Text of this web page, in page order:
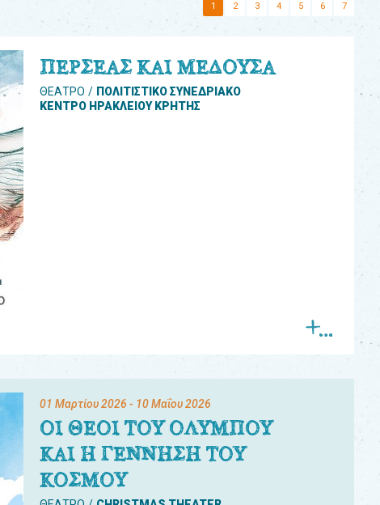
1 2 3 4 5 6 7
ΠΕΡΣΕΑΣ ΚΑΙ ΜΕΔΟΥΣΑ
ΘΕΑΤΡΟ
ΠΟΛΙΤΙΣΤΙΚΟ ΣΥΝΕΔΡΙΑΚΟ
ΚΕΝΤΡΟ ΗΡΑΚΛΕΙΟΥ ΚΡΗΤΗΣ
01 Μαρτίου 2026 - 10 Μαΐου 2026
ΟΙ ΘΕΟΙ ΤΟΥ ΟΛΥΜΠΟΥ
ΚΑΙ Η ΓΕΝΝΗΣΗ ΤΟΥ
ΚΟΣΜΟΥ